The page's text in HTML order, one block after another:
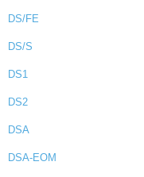
DS/FE
DS/S
DS1
DS2
DSA
DSA-EOM